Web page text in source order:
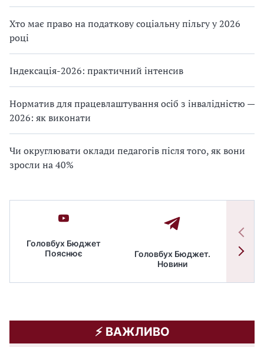
Хто має право на податкову соціальну пільгу у 2026
році
Індексація-2026: практичний інтенсив
Норматив для працевлаштування осіб з інвалідністю —
2026: як виконати
Чи округлювати оклади педагогів після того, як вони
зросли на 40%
Головбух Бюджет
Пояснює
Головбух Бюджет.
Новини
⚡️ ВАЖЛИВО